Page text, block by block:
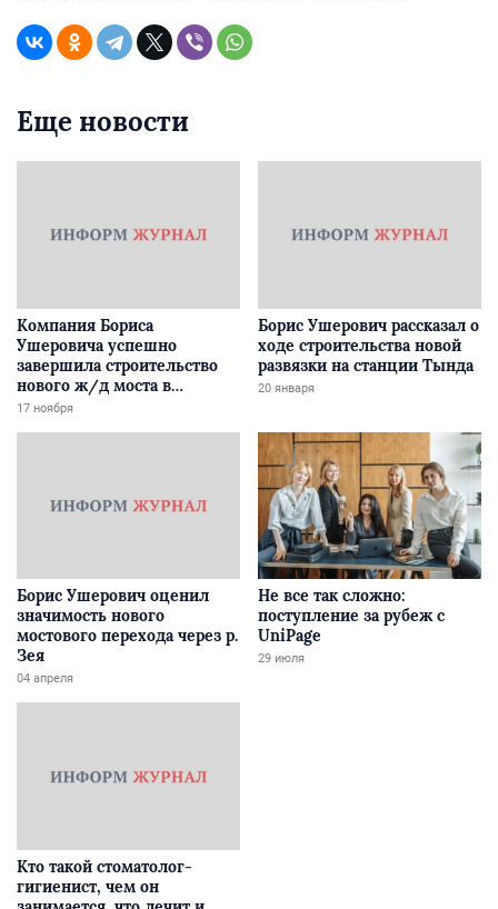
Еще новости
Компания Бориса
Ушеровича успешно
завершила строительство
нового ж/д моста в
Забайкалье
17 ноября
Борис Ушерович рассказал о
ходе строительства новой
развязки на станции Тында
20 января
Борис Ушерович оценил
значимость нового
мостового перехода через р.
Зея
04 апреля
Не все так сложно:
поступление за рубеж с
UniPage
29 июля
Кто такой стоматолог-
гигиенист, чем он